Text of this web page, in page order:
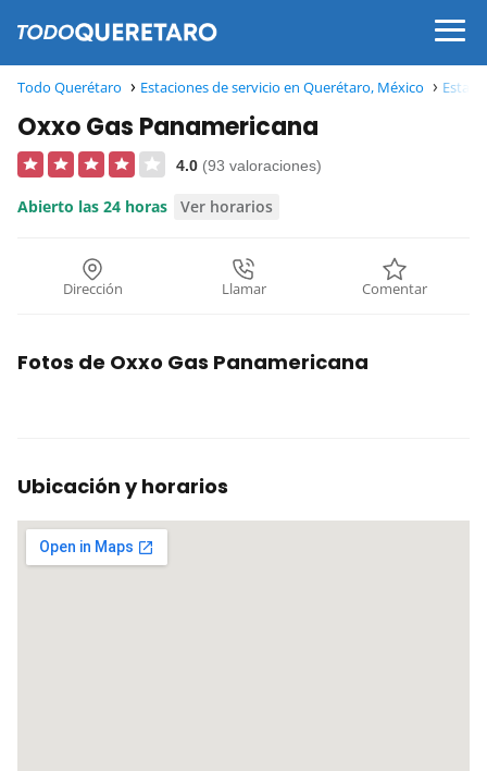
Todo Querétaro Estaciones de servicio en Querétaro, México
Oxxo Gas Panamericana
4.0 (93 valoraciones)
Abierto las 24 horas Ver horarios
Dirección Llamar Comentar
Fotos de Oxxo Gas Panamericana
Ubicación y horarios